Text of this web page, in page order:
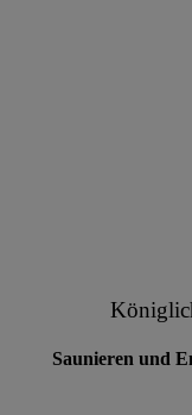
Saunieren und